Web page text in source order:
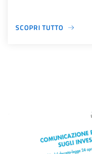
SCOPRI TUTTO